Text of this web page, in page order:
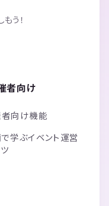
う！
者向け
向け機能
学ぶイベント運営